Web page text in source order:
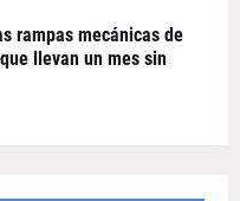
rampas mecánicas de
llevan un mes sin